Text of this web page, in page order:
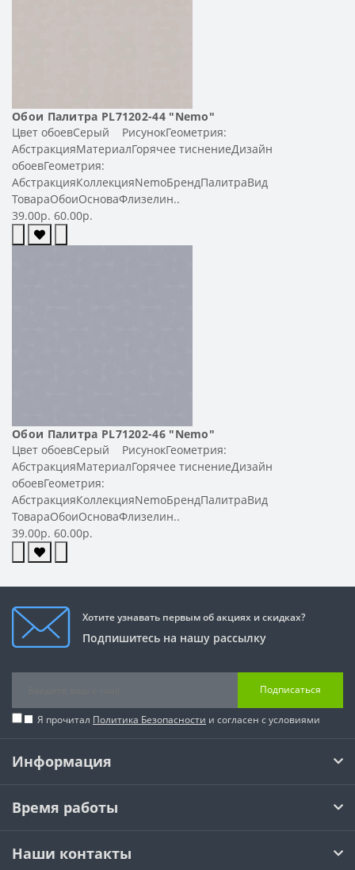
Обои Палитра PL71202-44 "Nemo"
Цвет обоевСерый РисунокГеометрия:
АбстракцияМатериалГорячее тиснениеДизайн
обоевГеометрия:
АбстракцияКоллекцияNemoБрендПалитраВид
ТовараОбоиОсноваФлизелин..
39.00р. 60.00р.
Обои Палитра PL71202-46 "Nemo"
Цвет обоевСерый РисунокГеометрия:
АбстракцияМатериалГорячее тиснениеДизайн
обоевГеометрия:
АбстракцияКоллекцияNemoБрендПалитраВид
ТовараОбоиОсноваФлизелин..
39.00р. 60.00р.
Хотите узнавать первым об акциях и скидках?
Подпишитесь на нашу рассылку
Подписаться
Я прочитал Политика Безопасности и согласен с условиями
Информация
Время работы
Наши контакты